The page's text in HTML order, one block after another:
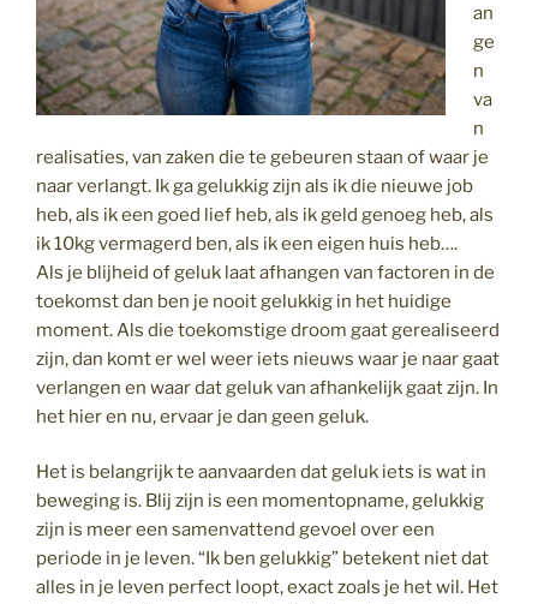
an
ge
n
va
n
realisaties, van zaken die te gebeuren staan of waar je
naar verlangt. Ik ga gelukkig zijn als ik die nieuwe job
heb, als ik een goed lief heb, als ik geld genoeg heb, als
ik 10kg vermagerd ben, als ik een eigen huis heb….
Als je blijheid of geluk laat afhangen van factoren in de
toekomst dan ben je nooit gelukkig in het huidige
moment. Als die toekomstige droom gaat gerealiseerd
zijn, dan komt er wel weer iets nieuws waar je naar gaat
verlangen en waar dat geluk van afhankelijk gaat zijn. In
het hier en nu, ervaar je dan geen geluk.
Het is belangrijk te aanvaarden dat geluk iets is wat in
beweging is. Blij zijn is een momentopname, gelukkig
zijn is meer een samenvattend gevoel over een
periode in je leven. “Ik ben gelukkig” betekent niet dat
alles in je leven perfect loopt, exact zoals je het wil. Het